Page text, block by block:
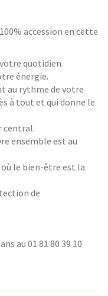
accession en cette
quotidien.
énergie.
au rythme de votre
à tout et qui donne le
central.
ensemble est au
le bien-être est la
de
au 01 81 80 39 10